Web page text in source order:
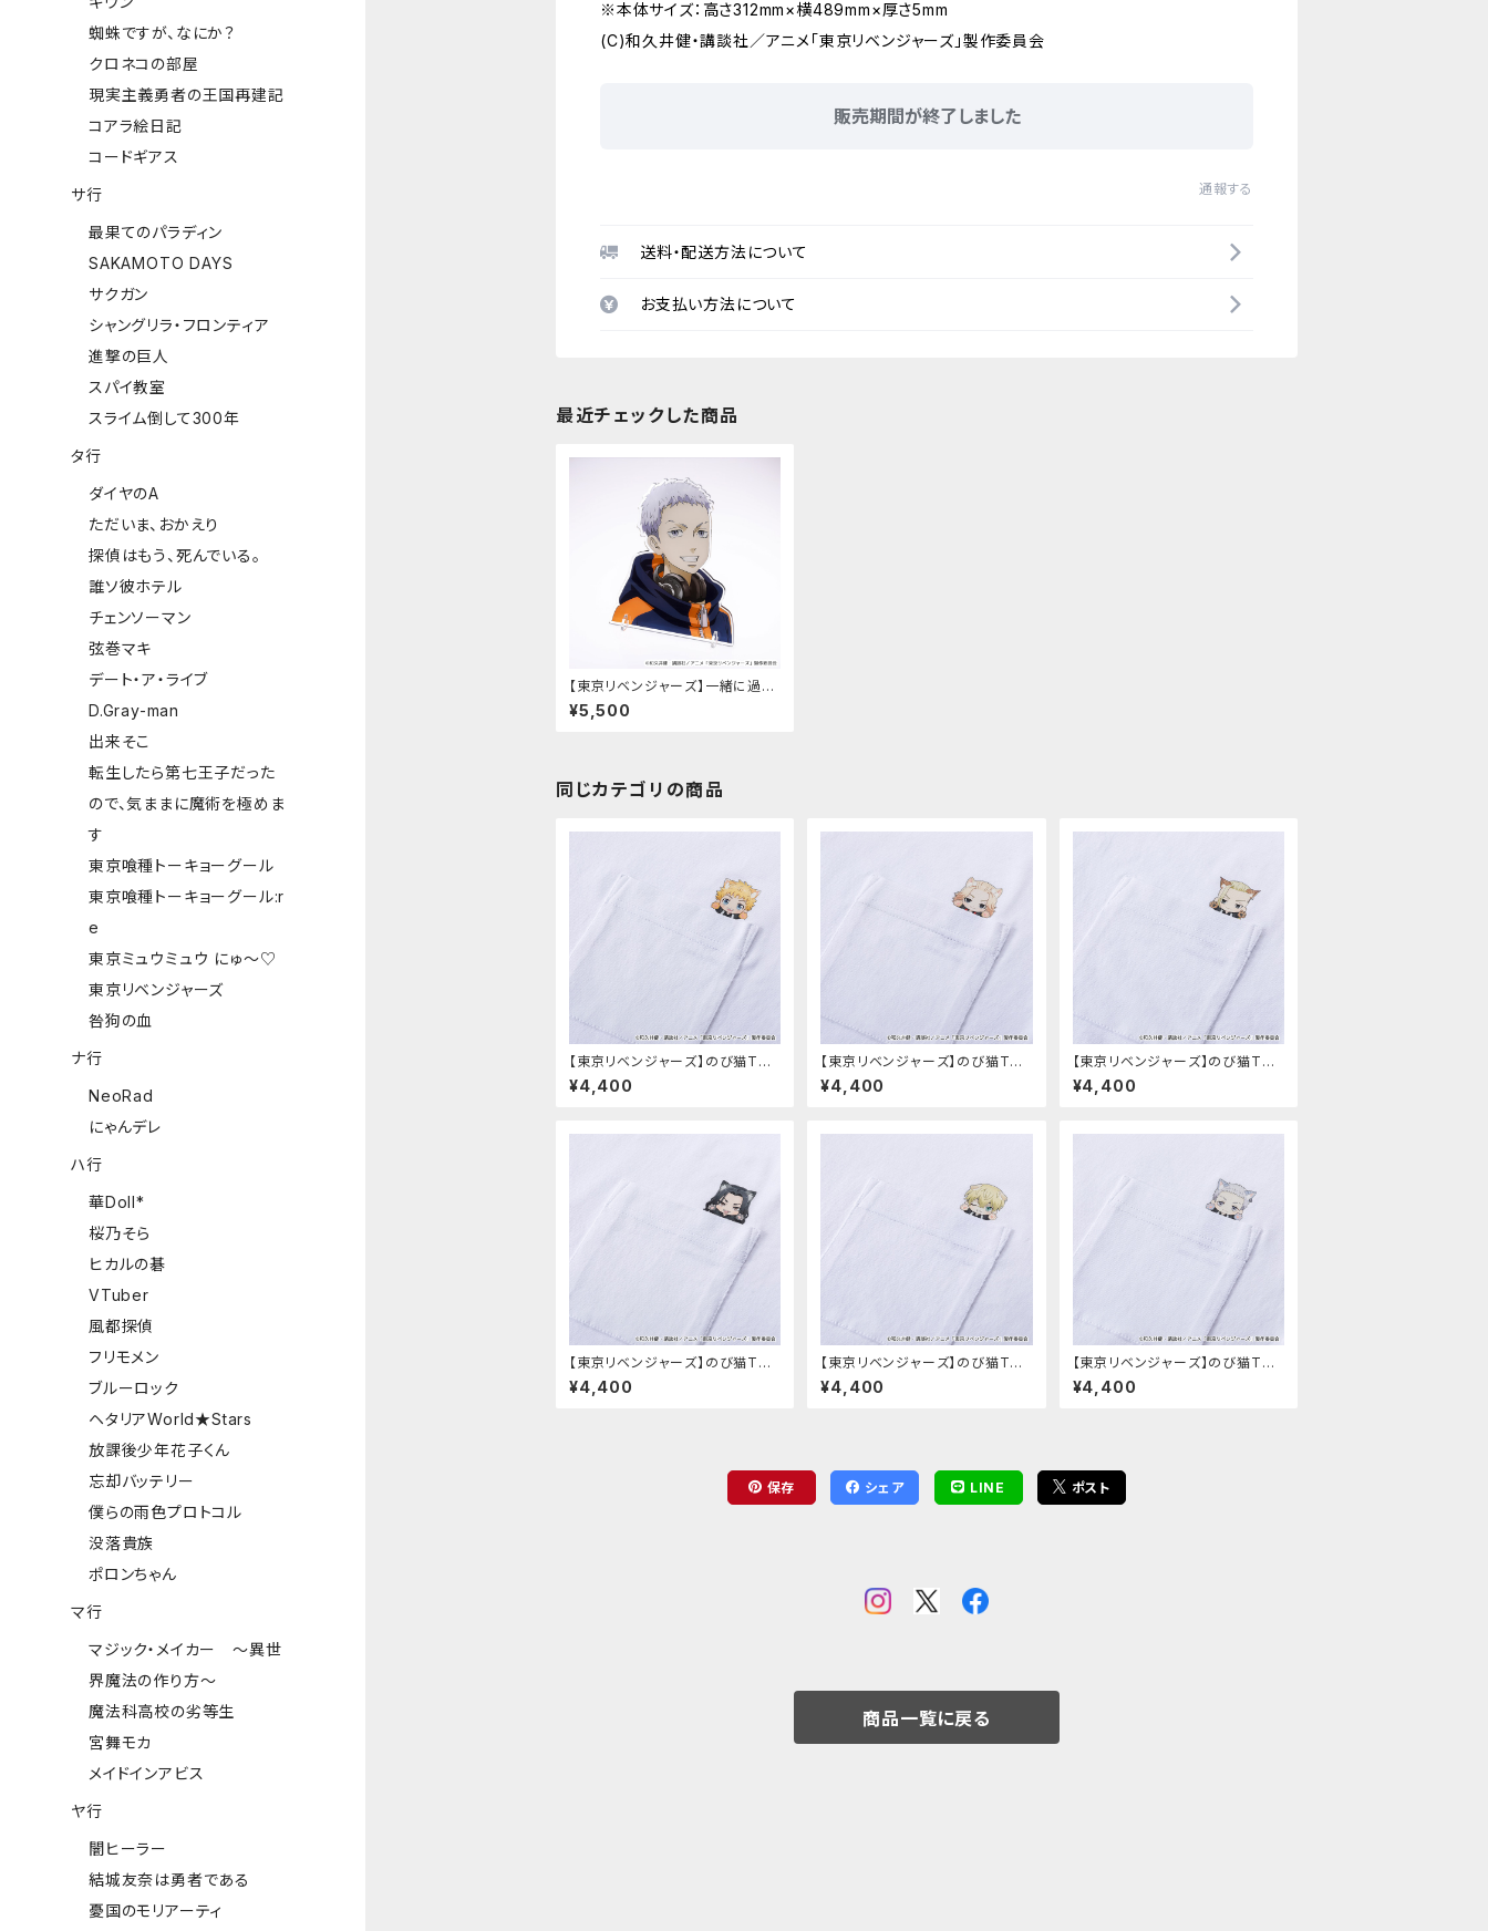
※本体サイズ：高さ312mm×横489mm×厚さ5mm
(C)和久井健・講談社／アニメ「東京リベンジャーズ」製作委員会
販売期間が終了しました
通報する
送料・配送方法について
お支払い方法について
最近チェックした商品
【東京リベンジャーズ】一緒に過ご
せるアクリルスタンド（三ツ谷 隆）
¥5,500
同じカテゴリの商品
【東京リベンジャーズ】のび猫Tシ
ャツ（花垣 武道）
¥4,400
【東京リベンジャーズ】のび猫Tシ
ャツ（佐野 万次郎）
¥4,400
【東京リベンジャーズ】のび猫Tシ
ャツ（龍宮寺 堅）
¥4,400
【東京リベンジャーズ】のび猫Tシ
ャツ（場地 圭介）
¥4,400
【東京リベンジャーズ】のび猫Tシ
ャツ（松野 千冬）
¥4,400
【東京リベンジャーズ】のび猫Tシ
ャツ（三ツ谷 隆）
¥4,400
保存 シェア LINE ポスト
商品一覧に戻る
蜘蛛ですが、なにか？
クロネコの部屋
現実主義勇者の王国再建記
コアラ絵日記
コードギアス
サ行
最果てのパラディン
SAKAMOTO DAYS
サクガン
シャングリラ・フロンティア
進撃の巨人
スパイ教室
スライム倒して300年
タ行
ダイヤのA
ただいま、おかえり
探偵はもう、死んでいる。
誰ソ彼ホテル
チェンソーマン
弦巻マキ
デート・ア・ライブ
D.Gray-man
出来そこ
転生したら第七王子だった
ので、気ままに魔術を極めま
す
東京喰種トーキョーグール
東京喰種トーキョーグール:r
e
東京ミュウミュウ にゅ～♡
東京リベンジャーズ
咎狗の血
ナ行
NeoRad
にゃんデレ
ハ行
華Doll*
桜乃そら
ヒカルの碁
VTuber
風都探偵
フリモメン
ブルーロック
ヘタリアWorld★Stars
放課後少年花子くん
忘却バッテリー
僕らの雨色プロトコル
没落貴族
ポロンちゃん
マ行
マジック・メイカー ～異世
界魔法の作り方～
魔法科高校の劣等生
宮舞モカ
メイドインアビス
ヤ行
闇ヒーラー
結城友奈は勇者である
憂国のモリアーティ